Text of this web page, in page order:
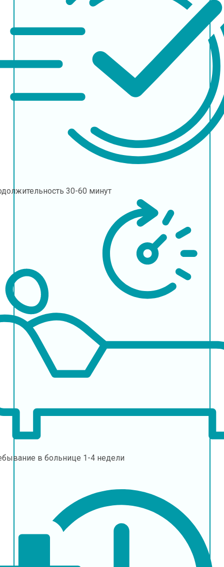
30-60 минут
в больнице 1-4 недели